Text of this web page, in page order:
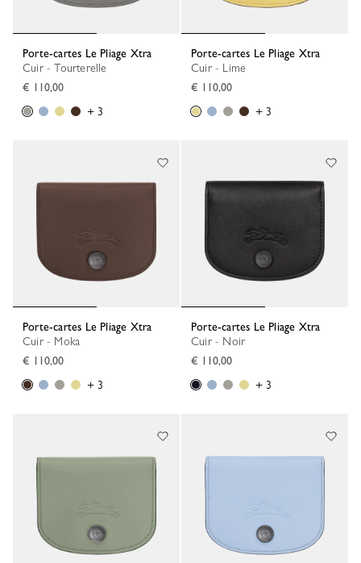
Porte-cartes Le Pliage Xtra
Cuir - Tourterelle
€ 110,00
+ 3
Porte-cartes Le Pliage Xtra
Cuir - Lime
€ 110,00
+ 3
Porte-cartes Le Pliage Xtra
Cuir - Moka
€ 110,00
+ 3
Porte-cartes Le Pliage Xtra
Cuir - Noir
€ 110,00
+ 3